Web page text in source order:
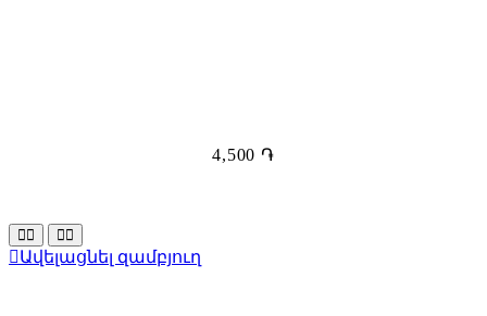
4,500 ֏
Ավելացնել զամբյուղ